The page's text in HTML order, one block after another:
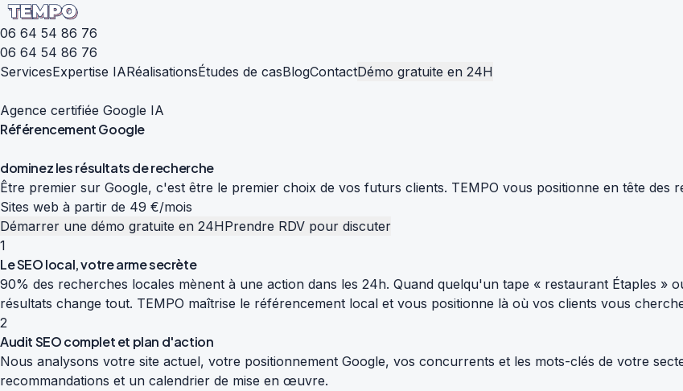
06 64 54 86 76
06 64 54 86 76
ServicesExpertise IARéalisationsÉtudes de casBlogContactDémo gratuite en 24H
Agence certifiée Google IA
RéférencementGoogle
dominezlesrésultatsderecherche
Être premier sur Google, c'est être le premier choix de vos futurs clients. TEMPO vous positionne en tête des
Sites web à partir de 49 €/mois
Démarrer une démo gratuite en 24HPrendre RDV pour discuter
1
Le SEO local, votre arme secrète
90% des recherches locales mènent à une action dans les 24h. Quand quelqu'un tape « restaurant Étaples »
résultats change tout. TEMPO maîtrise le référencement local et vous positionne là où vos clients vous
2
Audit SEO complet et plan d'action
Nous analysons votre site actuel, votre positionnement Google, vos concurrents et les mots-clés de votre
recommandations et un calendrier de mise en œuvre.